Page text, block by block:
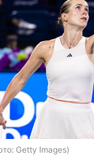
Getty Images)